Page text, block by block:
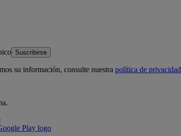
Suscribirse
su información, consulte nuestra política de privacidad